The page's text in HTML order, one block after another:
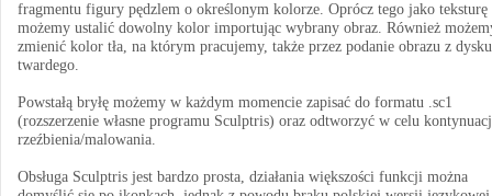
fragmentu figury pędzlem o określonym kolorze. Oprócz tego jako teksturę
możemy ustalić dowolny kolor importując wybrany obraz. Również
zmienić kolor tła, na którym pracujemy, także przez podanie obrazu z dysku
twardego.
Powstałą bryłę możemy w każdym momencie zapisać do formatu .sc1
(rozszerzenie własne programu Sculptris) oraz odtworzyć w celu
rzeźbienia/malowania.
Obsługa Sculptris jest bardzo prosta, działania większości funkcji można